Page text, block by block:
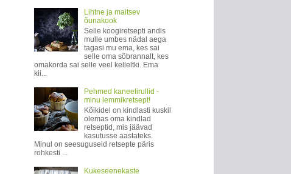
Lihtne ja maitsev
õunakook
Selle koogiretsepti andis
mulle umbes nädal aega
tagasi mu ema, kes sai
selle oma sõbrannalt, kes
omakorda sai selle veel kelleltki. Ema
kii...
Pehmed kaneelirullid -
minu lemmikretsept!
Kõikidel on kindlasti kuskil
olemas oma kindlad
retseptid, mis jäävad
kasutusse aastateks.
Minul on seesuguseid retsepte päris
rohkesti ...
Kukeseenekaste